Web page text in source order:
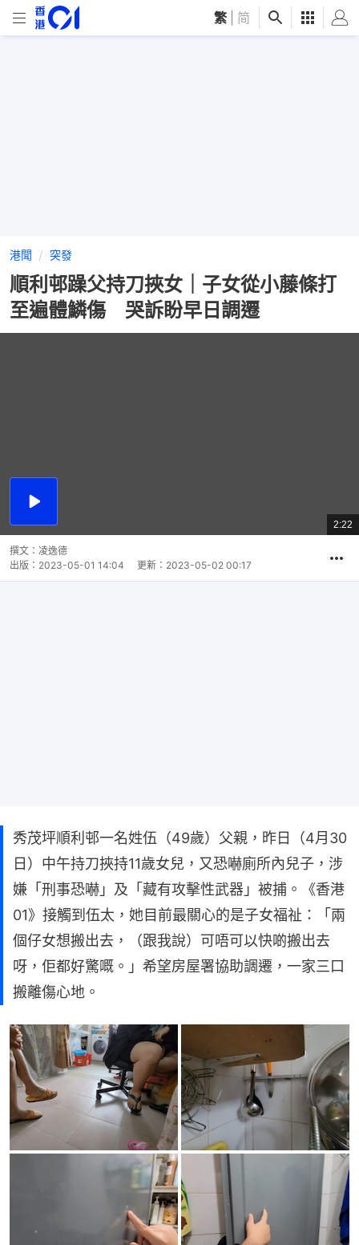
繁 简
港聞 突發
順利邨躁父持刀挾女｜子女從小藤條打
至遍體鱗傷 哭訴盼早日調遷
播
總
共
2:22
撰文： 凌逸德
出版： 2023-05-01 14:04 更新： 2023-05-02 00:17
秀茂坪順利邨一名姓伍（49歲）父親，昨日（4月30
日）中午持刀挾持11歲女兒，又恐嚇廁所內兒子，涉
嫌「刑事恐嚇」及「藏有攻擊性武器」被捕。《香港
01》接觸到伍太，她目前最關心的是子女福祉：「兩
個仔女想搬出去，（跟我說）可唔可以快啲搬出去
呀，佢都好驚嘅。」希望房屋署協助調遷，一家三口
搬離傷心地。